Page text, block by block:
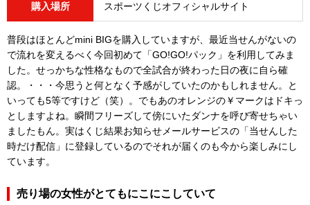
購入場所 スポーツくじオフィシャルサイト
普段はほとんどmini BIGを購入していますが、最近当せんがないの
で流れを変えるべく今回初めて「GO!GO!パック」を利用してみま
した。せっかちな性格なもので全試合が終わった日の夜に自ら確
認。・・・今思うと何となく予感がしていたのかもしれません。と
いっても5等ですけど（笑）。でもあのオレンジの￥マークはドキっ
としますよね。瞬間フリーズして傍にいたダンナを呼び寄せちゃい
ましたもん。実はくじ結果お知らせメールサービスの「当せんした
時だけ配信」に登録しているのでそれが届くのも今から楽しみにし
ています。
売り場の女性がとてもにこにこしていて